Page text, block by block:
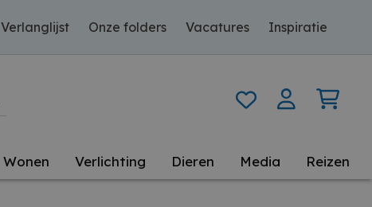
Verlanglijst Onze folders Vacatures Inspiratie
Wonen Verlichting Dieren Media Reizen